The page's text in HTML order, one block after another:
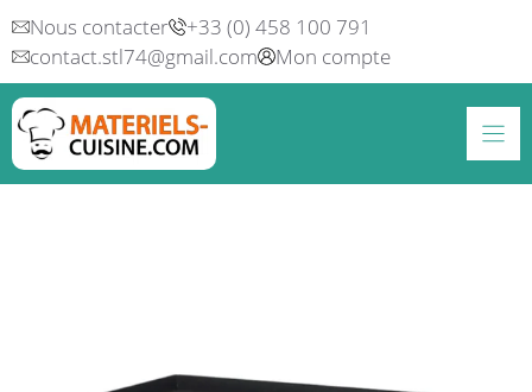
Aller
au
contenu
Nous contacter
+33 (0) 458 100 791
contact.stl74@gmail.com
Mon compte